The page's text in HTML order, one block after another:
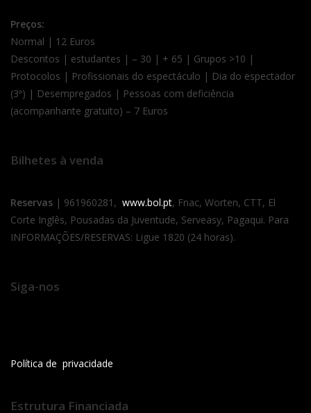
Preços:
Normal | 12 Euros
Descontos | estudantes | – 30 | + 65 | Grupos >10 |
Protocolos | Profissionais do espectáculo | Dia do espectador
(3ª) | Desempregados | Pessoas com deficiência
(acompanhante gratuito) – 7 Euros
Bilhetes à venda
Reservas | 961960281, www.bol.pt, Fnac, Worten, CTT, El
Corte Inglês, Pousadas da Juventude, Serveasy, Pagaqui. Para
INFORMAÇÕES/RESERVAS: Ligue 1820 (24 horas).
Siga-nos
Política de privacidade
Estrutura Financiada